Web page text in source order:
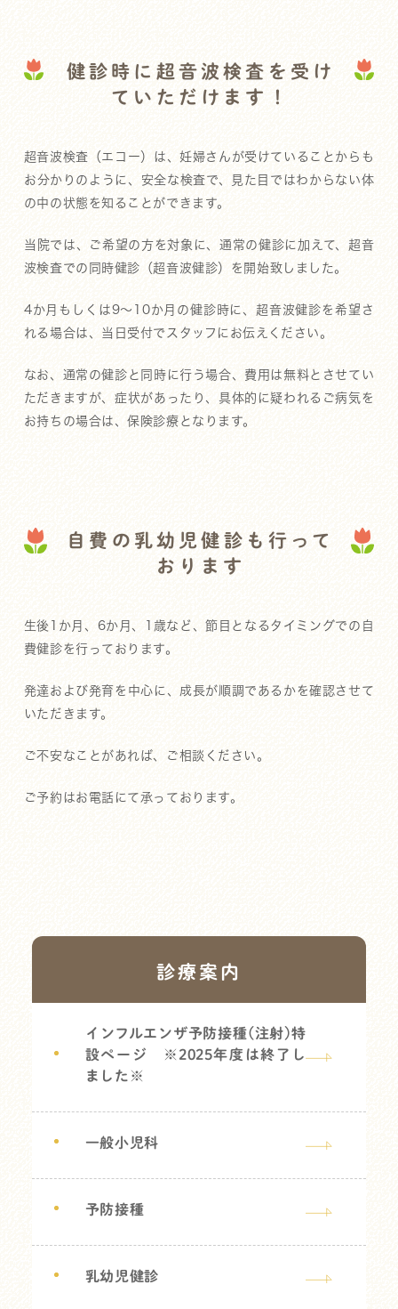
健診時に超音波検査を受け
ていただけます！
超音波検査（エコー）は、妊婦さんが受けていることからも
お分かりのように、安全な検査で、見た目ではわからない体
の中の状態を知ることができます。
当院では、ご希望の方を対象に、通常の健診に加えて、超音
波検査での同時健診（超音波健診）を開始致しました。
4か月もしくは9～10か月の健診時に、超音波健診を希望さ
れる場合は、当日受付でスタッフにお伝えください。
なお、通常の健診と同時に行う場合、費用は無料とさせてい
ただきますが、症状があったり、具体的に疑われるご病気を
お持ちの場合は、保険診療となります。
自費の乳幼児健診も行って
おります
生後1か月、6か月、1歳など、節目となるタイミングでの自
費健診を行っております。
発達および発育を中心に、成長が順調であるかを確認させて
いただきます。
ご不安なことがあれば、ご相談ください。
ご予約はお電話にて承っております。
診療案内
インフルエンザ予防接種(注射)特
設ページ ※2025年度は終了し
ました※
一般小児科
予防接種
乳幼児健診